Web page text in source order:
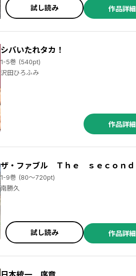
試し読み 作品詳細
シバいたれタカ！
1-5巻 (540pt)
沢田ひろふみ
作品詳細
ザ・ファブル Ｔｈｅ ｓｅｃｏｎ
1-9巻 (80～720pt)
南勝久
試し読み 作品詳細